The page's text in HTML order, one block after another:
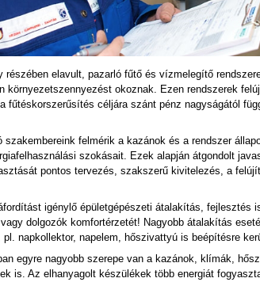
részében elavult, pazarló fűtő és vízmelegítő
környezetszennyezést okoznak. Ezen rendszerek
fűtéskorszerűsítés céljára szánt pénz nagyságától
szakembereink felmérik a kazánok és a rendszer
szokásait. Ezek alapján átgondolt
pontos tervezés, szakszerű kivitelezés, a
igénylő épületgépészeti átalakítás, fejlesztés
dolgozók komfortérzetét! Nagyobb átalakítás
napkollektor, napelem, hőszivattyú is beépítésre
egyre nagyobb szerepe van a kazánok, klímák,
is. Az elhanyagolt készülékek több energiát